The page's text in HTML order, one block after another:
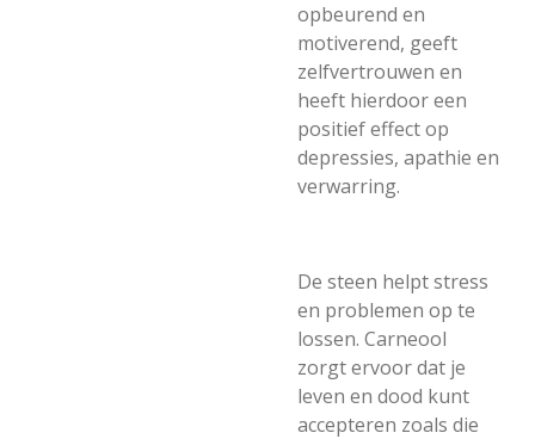
opbeurend en
motiverend, geeft
zelfvertrouwen en
heeft hierdoor een
positief effect op
depressies, apathie en
verwarring.
De steen helpt stress
en problemen op te
lossen. Carneool
zorgt ervoor dat je
leven en dood kunt
accepteren zoals die